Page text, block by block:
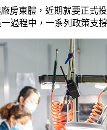
房東體，近期就要正式
過程中，一系列政策支